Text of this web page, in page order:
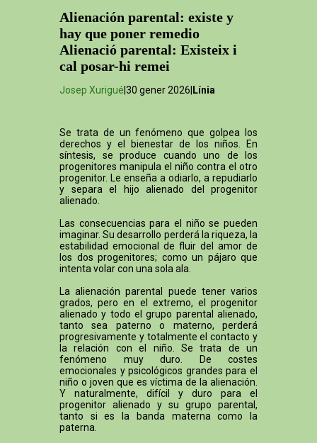
Alienación parental: existe y
hay que poner remedio
Alienació parental: Existeix i
cal posar-hi remei
Josep Xurigué |30 gener 2026| Línia
Se trata de un fenómeno que golpea los
derechos y el bienestar de los niños. En
síntesis, se produce cuando uno de los
progenitores manipula el niño contra el otro
progenitor. Le enseña a odiarlo, a repudiarlo
y separa el hijo alienado del progenitor
alienado.
Las consecuencias para el niño se pueden
imaginar. Su desarrollo perderá la riqueza, la
estabilidad emocional de fluir del amor de
los dos progenitores; como un pájaro que
intenta volar con una sola ala.
La alienación parental puede tener varios
grados, pero en el extremo, el progenitor
alienado y todo el grupo parental alienado,
tanto sea paterno o materno, perderá
progresivamente y totalmente el contacto y
la relación con el niño. Se trata de un
fenómeno muy duro. De costes
emocionales y psicológicos grandes para el
niño o joven que es víctima de la alienación.
Y naturalmente, difícil y duro para el
progenitor alienado y su grupo parental,
tanto si es la banda materna como la
paterna.